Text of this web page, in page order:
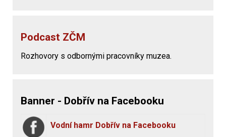
Podcast ZČM
Rozhovory s odbornými pracovníky muzea.
Banner - Dobřív na Facebooku
Vodní hamr Dobřív na Facebooku